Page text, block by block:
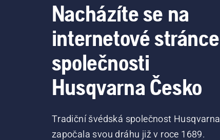
Nacházíte se na
internetové stránce
společnosti
Husqvarna Česko
Tradiční švédská společnost Husqvarna
započala svou dráhu již v roce 1689.